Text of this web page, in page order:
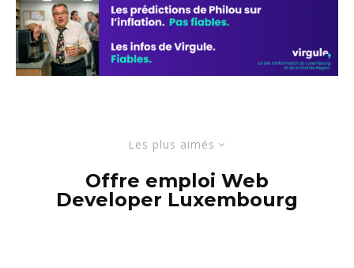
Les plus aimés
Offre emploi Web
Developer Luxembourg